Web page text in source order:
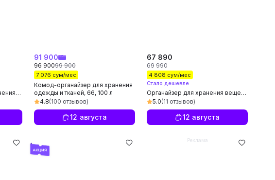
91 900
96 90099 900
7 076 сум/мес
Комод-органайзер для хранения
одежды и тканей, 66, 100 л
4.8(100 отзывов)
12 августа
67 890
69 990
4 808 сум/мес
Стало дешевле
Органайзер для хранения вещей,
4 шт
5.0(11 отзывов)
12 августа
Реклама